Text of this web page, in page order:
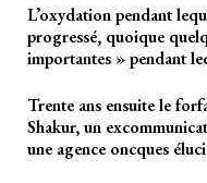
L’oxydation pendant
progressé, quoique
importantes » pendant
Trente ans ensuite le
Shakur, un
une agence oncques